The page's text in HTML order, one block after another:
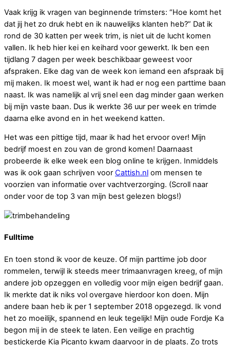
Vaak krijg ik vragen van beginnende trimsters: “Hoe komt het
dat jij het zo druk hebt en ik nauwelijks klanten heb?” Dat ik
rond de 30 katten per week trim, is niet uit de lucht komen
vallen. Ik heb hier kei en keihard voor gewerkt. Ik ben een
tijdlang 7 dagen per week beschikbaar geweest voor
afspraken. Elke dag van de week kon iemand een afspraak bij
mij maken. Ik moest wel, want ik had er nog een parttime baan
naast. Ik was namelijk al vrij snel een dag minder gaan werken
bij mijn vaste baan. Dus ik werkte 36 uur per week en trimde
daarna elke avond en in het weekend katten.
Het was een pittige tijd, maar ik had het ervoor over! Mijn
bedrijf moest en zou van de grond komen! Daarnaast
probeerde ik elke week een blog online te krijgen. Inmiddels
was ik ook gaan schrijven voor Cattish.nl om mensen te
voorzien van informatie over vachtverzorging. (Scroll naar
onder voor de top 3 van mijn best gelezen blogs!)
Fulltime
En toen stond ik voor de keuze. Of mijn parttime job door
rommelen, terwijl ik steeds meer trimaanvragen kreeg, of mijn
andere job opzeggen en volledig voor mijn eigen bedrijf gaan.
Ik merkte dat ik niks vol overgave hierdoor kon doen. Mijn
andere baan heb ik per 1 september 2018 opgezegd. Ik vond
het zo moeilijk, spannend en leuk tegelijk! Mijn oude Fordje Ka
begon mij in de steek te laten. Een veilige en prachtig
bestickerde Kia Picanto kwam daarvoor in de plaats. Zo trots